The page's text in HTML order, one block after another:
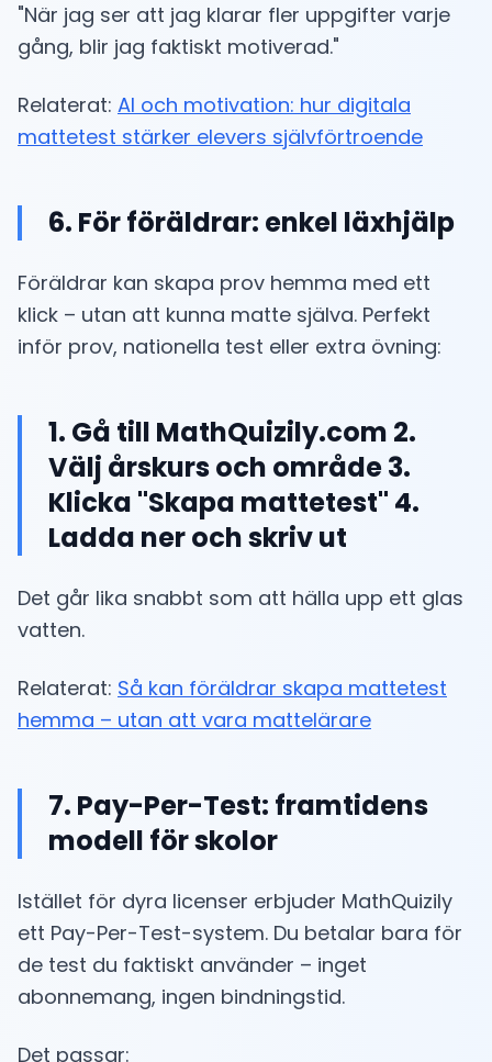
"När jag ser att jag klarar fler uppgifter varje
gång, blir jag faktiskt motiverad."
Relaterat: AI och motivation: hur digitala
mattetest stärker elevers självförtroende
6. För föräldrar: enkel läxhjälp
Föräldrar kan skapa prov hemma med ett
klick – utan att kunna matte själva. Perfekt
inför prov, nationella test eller extra övning:
1. Gå till MathQuizily.com 2.
Välj årskurs och område 3.
Klicka "Skapa mattetest" 4.
Ladda ner och skriv ut
Det går lika snabbt som att hälla upp ett glas
vatten.
Relaterat: Så kan föräldrar skapa mattetest
hemma – utan att vara mattelärare
7. Pay-Per-Test: framtidens
modell för skolor
Istället för dyra licenser erbjuder MathQuizily
ett Pay-Per-Test-system. Du betalar bara för
de test du faktiskt använder – inget
abonnemang, ingen bindningstid.
Det passar: